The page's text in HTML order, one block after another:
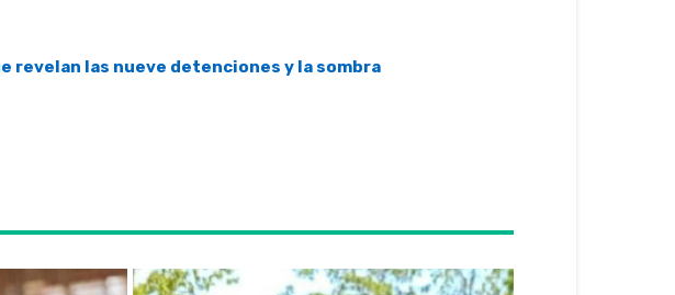
revelan las nueve detenciones y la sombra